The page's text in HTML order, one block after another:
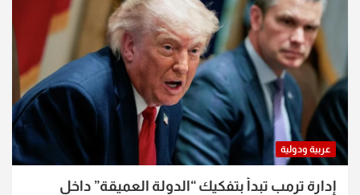
عربية ودولية
إدارة ترمب تبدأ بتفكيك “الدولة العميقة” داخل